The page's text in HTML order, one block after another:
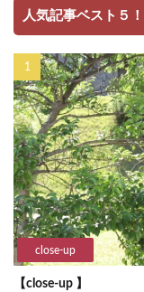
人気記事ベスト５！
close-up
【close-up 】